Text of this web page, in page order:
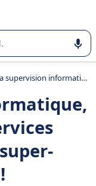
la sélection de
La supervision informatique, le secret des services informatiques super-proactifs !